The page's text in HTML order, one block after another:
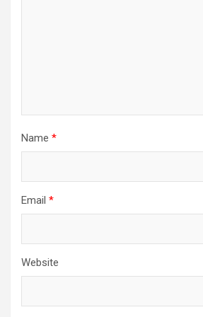
Name *
Email *
Website